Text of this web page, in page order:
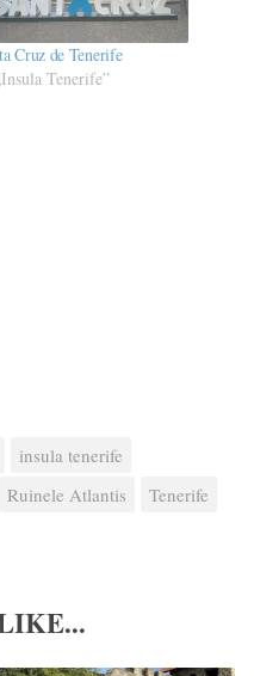
Cruz de Tenerife
Tenerife”
insula tenerife
Ruinele Atlantis
Tenerife